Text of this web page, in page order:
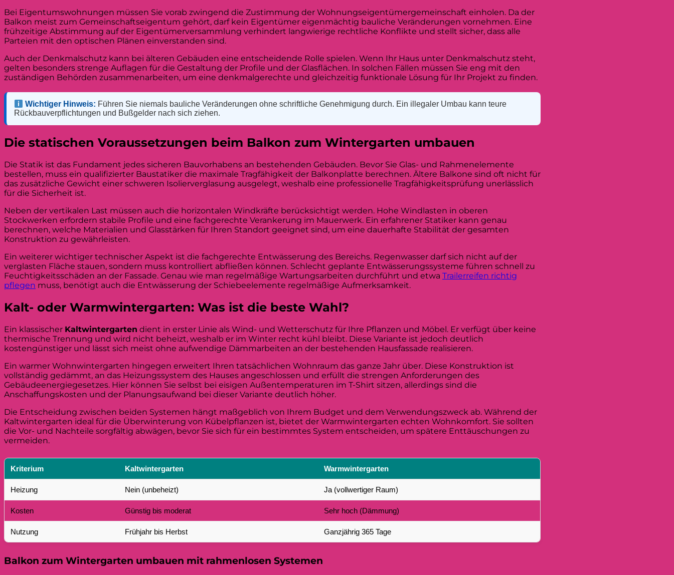
Bei Eigentumswohnungen müssen Sie vorab zwingend die Zustimmung der Wohnungseigentümergemeinschaft einholen. Da der
Balkon meist zum Gemeinschaftseigentum gehört, darf kein Eigentümer eigenmächtig bauliche Veränderungen vornehmen. Eine
frühzeitige Abstimmung auf der Eigentümerversammlung verhindert langwierige rechtliche Konflikte und stellt sicher, dass alle
Parteien mit den optischen Plänen einverstanden sind.
Auch der Denkmalschutz kann bei älteren Gebäuden eine entscheidende Rolle spielen. Wenn Ihr Haus unter Denkmalschutz steht,
gelten besonders strenge Auflagen für die Gestaltung der Profile und der Glasflächen. In solchen Fällen müssen Sie eng mit den
zuständigen Behörden zusammenarbeiten, um eine denkmalgerechte und gleichzeitig funktionale Lösung für Ihr Projekt zu finden.
Wichtiger Hinweis: Führen Sie niemals bauliche Veränderungen ohne schriftliche Genehmigung durch. Ein illegaler Umbau kann teure
Rückbauverpflichtungen und Bußgelder nach sich ziehen.
Die statischen Voraussetzungen beim Balkon zum Wintergarten umbauen
Die Statik ist das Fundament jedes sicheren Bauvorhabens an bestehenden Gebäuden. Bevor Sie Glas- und Rahmenelemente
bestellen, muss ein qualifizierter Baustatiker die maximale Tragfähigkeit der Balkonplatte berechnen. Ältere Balkone sind oft nicht für
das zusätzliche Gewicht einer schweren Isolierverglasung ausgelegt, weshalb eine professionelle Tragfähigkeitsprüfung unerlässlich
für die Sicherheit ist.
Neben der vertikalen Last müssen auch die horizontalen Windkräfte berücksichtigt werden. Hohe Windlasten in oberen
Stockwerken erfordern stabile Profile und eine fachgerechte Verankerung im Mauerwerk. Ein erfahrener Statiker kann genau
berechnen, welche Materialien und Glasstärken für Ihren Standort geeignet sind, um eine dauerhafte Stabilität der gesamten
Konstruktion zu gewährleisten.
Ein weiterer wichtiger technischer Aspekt ist die fachgerechte Entwässerung des Bereichs. Regenwasser darf sich nicht auf der
verglasten Fläche stauen, sondern muss kontrolliert abfließen können. Schlecht geplante Entwässerungssysteme führen schnell zu
Feuchtigkeitsschäden an der Fassade. Genau wie man regelmäßige Wartungsarbeiten durchführt und etwa Trailerreifen richtig
pflegen muss, benötigt auch die Entwässerung der Schiebeelemente regelmäßige Aufmerksamkeit.
Kalt- oder Warmwintergarten: Was ist die beste Wahl?
Ein klassischer Kaltwintergarten dient in erster Linie als Wind- und Wetterschutz für Ihre Pflanzen und Möbel. Er verfügt über keine
thermische Trennung und wird nicht beheizt, weshalb er im Winter recht kühl bleibt. Diese Variante ist jedoch deutlich
kostengünstiger und lässt sich meist ohne aufwendige Dämmarbeiten an der bestehenden Hausfassade realisieren.
Ein warmer Wohnwintergarten hingegen erweitert Ihren tatsächlichen Wohnraum das ganze Jahr über. Diese Konstruktion ist
vollständig gedämmt, an das Heizungssystem des Hauses angeschlossen und erfüllt die strengen Anforderungen des
Gebäudeenergiegesetzes. Hier können Sie selbst bei eisigen Außentemperaturen im T-Shirt sitzen, allerdings sind die
Anschaffungskosten und der Planungsaufwand bei dieser Variante deutlich höher.
Die Entscheidung zwischen beiden Systemen hängt maßgeblich von Ihrem Budget und dem Verwendungszweck ab. Während der
Kaltwintergarten ideal für die Überwinterung von Kübelpflanzen ist, bietet der Warmwintergarten echten Wohnkomfort. Sie sollten
die Vor- und Nachteile sorgfältig abwägen, bevor Sie sich für ein bestimmtes System entscheiden, um spätere Enttäuschungen zu
vermeiden.
Kriterium Kaltwintergarten Warmwintergarten
Heizung Nein (unbeheizt) Ja (vollwertiger Raum)
Kosten Günstig bis moderat Sehr hoch (Dämmung)
Nutzung Frühjahr bis Herbst Ganzjährig 365 Tage
Balkon zum Wintergarten umbauen mit rahmenlosen Systemen